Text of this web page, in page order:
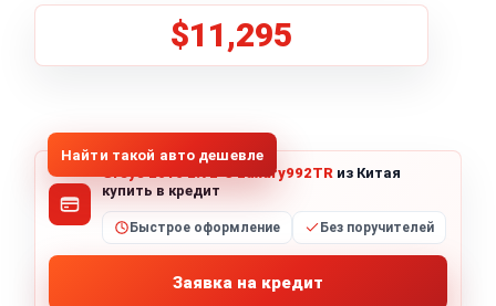
$11,295
Найти такой авто дешевле
Greys 2010 2.7L-3 Luxury992TR из Китая
купить в кредит
Быстрое оформление Без поручителей
Заявка на кредит